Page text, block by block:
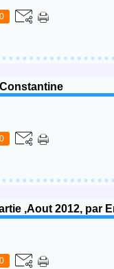
0
0
,Aout 2012, par
0